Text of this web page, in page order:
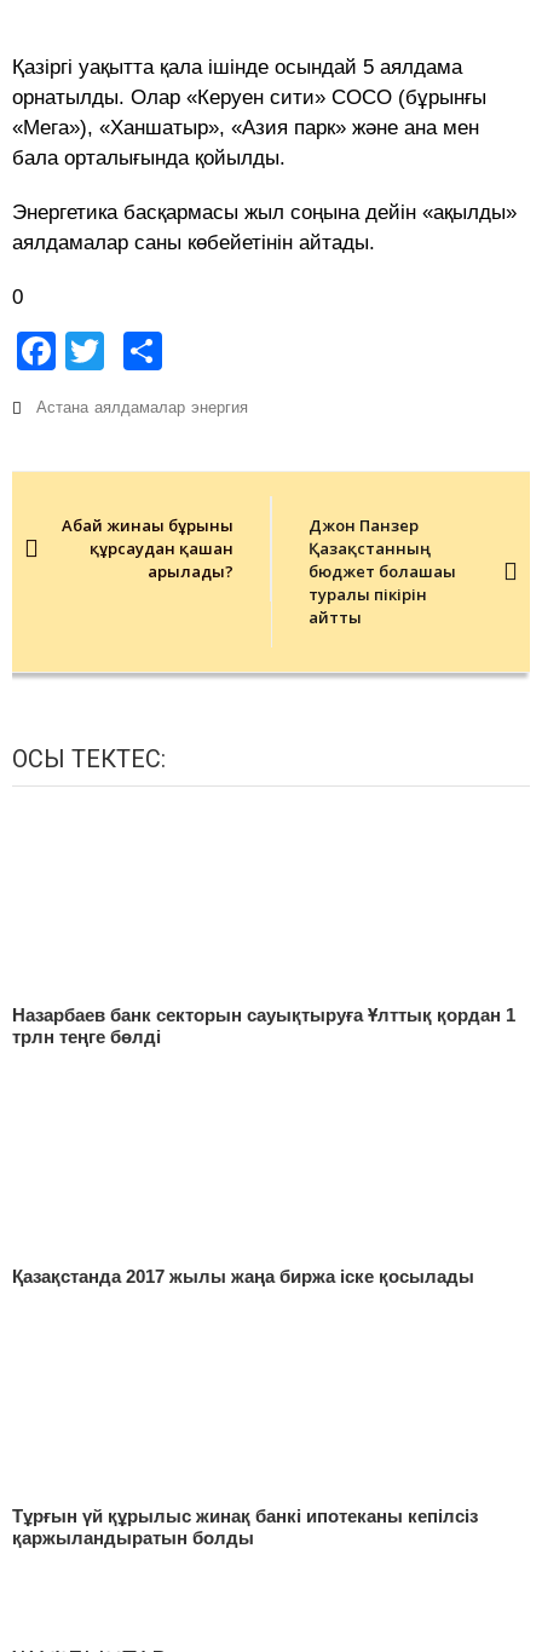
Қазіргі уақытта қала ішінде осындай 5 аялдама
орнатылды. Олар «Керуен сити» СОСО (бұрынғы
«Мега»), «Ханшатыр», «Азия парк» және ана мен
бала орталығында қойылды.
Энергетика басқармасы жыл соңына дейін «ақылды»
аялдамалар саны көбейетінін айтады.
0
Facebook
Twitter
Астана аялдамалар энергия
navigation
Абай жинағы бұрынғы
құрсаудан қашан
арылады?
Джон Панзер
Қазақстанның
бюджет болашағы
туралы пікірін
айтты
ОСЫ ТЕКТЕС:
Назарбаев банк секторын сауықтыруға Ұлттық қордан 1
трлн теңге бөлді
Қазақстанда 2017 жылы жаңа биржа іске қосылады
Тұрғын үй құрылыс жинақ банкі ипотеканы кепілсіз
қаржыландыратын болды